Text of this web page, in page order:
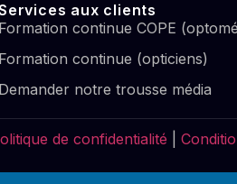
aux clients
Formation continue COPE
Formation continue (opticiens)
Demander notre trousse média
de confidentialité